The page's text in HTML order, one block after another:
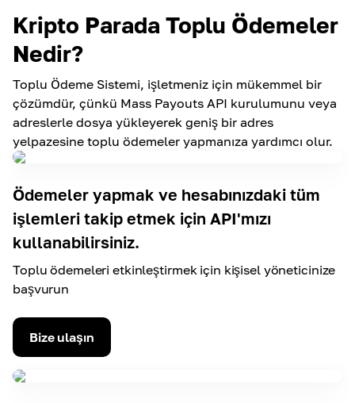
Kripto Parada Toplu Ödemeler
Nedir?
Toplu Ödeme Sistemi, işletmeniz için mükemmel bir
çözümdür, çünkü Mass Payouts API kurulumunu veya
adreslerle dosya yükleyerek geniş bir adres
yelpazesine toplu ödemeler yapmanıza yardımcı olur.
Ödemeler yapmak ve hesabınızdaki tüm
işlemleri takip etmek için API'mızı
kullanabilirsiniz.
Toplu ödemeleri etkinleştirmek için kişisel yöneticinize
başvurun
Bize ulaşın